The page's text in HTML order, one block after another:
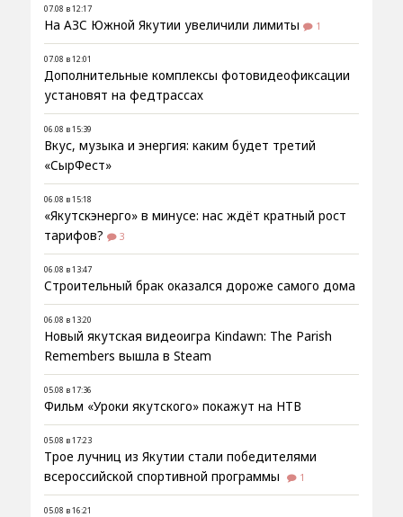
07.08 в 12:17
На АЗС Южной Якутии увеличили лимиты 1
07.08 в 12:01
Дополнительные комплексы фотовидеофиксации
установят на федтрассах
06.08 в 15:39
Вкус, музыка и энергия: каким будет третий
«СырФест»
06.08 в 15:18
«Якутскэнерго» в минусе: нас ждёт кратный рост
тарифов?
3
06.08 в 13:47
Строительный брак оказался дороже самого дома
06.08 в 13:20
Новый якутская видеоигра Kindawn: The Parish
Remembers вышла в Steam
05.08 в 17:36
Фильм «Уроки якутского» покажут на НТВ
05.08 в 17:23
Трое лучниц из Якутии стали победителями
всероссийской спортивной программы
1
05.08 в 16:21